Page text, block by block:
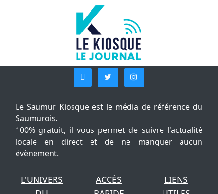
Le Saumur Kiosque est le média de référence du
Saumurois.
100% gratuit, il vous permet de suivre l'actualité
locale en direct et de ne manquer aucun
évènement.
L'UNIVERS
ACCÈS
LIENS